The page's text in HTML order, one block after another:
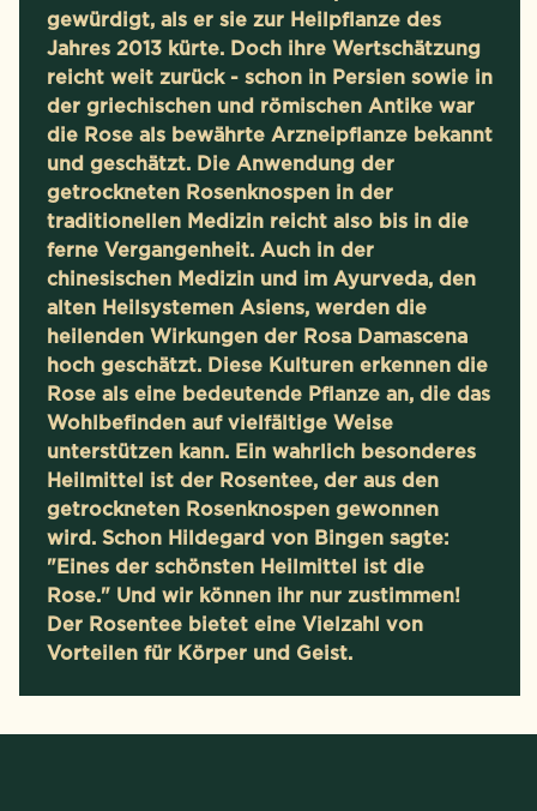
gewürdigt, als er sie zur Heilpflanze des
Jahres 2013 kürte. Doch ihre Wertschätzung
reicht weit zurück - schon in Persien sowie in
der griechischen und römischen Antike war
die Rose als bewährte Arzneipflanze bekannt
und geschätzt. Die Anwendung der
getrockneten Rosenknospen in der
traditionellen Medizin reicht also bis in die
ferne Vergangenheit. Auch in der
chinesischen Medizin und im Ayurveda, den
alten Heilsystemen Asiens, werden die
heilenden Wirkungen der Rosa Damascena
hoch geschätzt. Diese Kulturen erkennen die
Rose als eine bedeutende Pflanze an, die das
Wohlbefinden auf vielfältige Weise
unterstützen kann. Ein wahrlich besonderes
Heilmittel ist der Rosentee, der aus den
getrockneten Rosenknospen gewonnen
wird. Schon Hildegard von Bingen sagte:
"Eines der schönsten Heilmittel ist die
Rose." Und wir können ihr nur zustimmen!
Der Rosentee bietet eine Vielzahl von
Vorteilen für Körper und Geist.